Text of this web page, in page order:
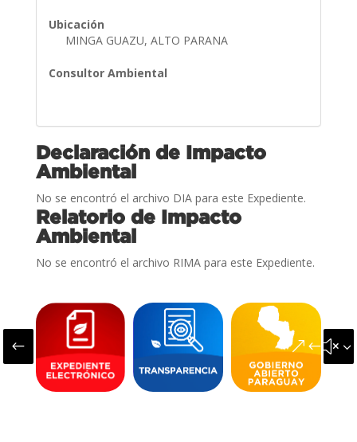
Ubicación
MINGA GUAZU, ALTO PARANA
Consultor Ambiental
Declaración de Impacto
Ambiental
No se encontró el archivo DIA para este Expediente.
Relatorio de Impacto
Ambiental
No se encontró el archivo RIMA para este Expediente.
#